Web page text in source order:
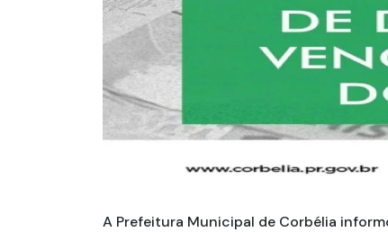
A Prefeitura Municipal de Corbélia